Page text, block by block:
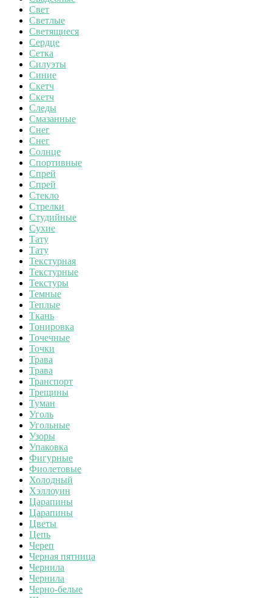
Свет
Светлые
Светящиеся
Сердце
Сетка
Силуэты
Синие
Скетч
Скетч
Следы
Смазанные
Снег
Снег
Солнце
Спортивные
Спрей
Спрей
Стекло
Стрелки
Студийные
Сухие
Тату
Тату
Текстурная
Текстурные
Текстуры
Темные
Теплые
Ткань
Тонировка
Точечные
Точки
Трава
Трава
Транспорт
Трещины
Туман
Уголь
Угольные
Узоры
Упаковка
Фигурные
Фиолетовые
Холодный
Хэллоуин
Царапины
Царапины
Цветы
Цепь
Череп
Черная пятница
Чернила
Чернила
Черно-белые